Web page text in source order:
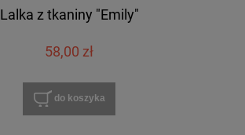
Lalka z tkaniny "Emily"
58,00 zł
do koszyka